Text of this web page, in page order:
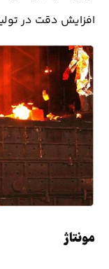
افزایش دقت در
مونتاژ